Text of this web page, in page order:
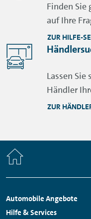
Finden
auf Ihre
ZUR HILFE-
Lassen
Händler
ZUR
Fußzeilen
Navigation
Automobile Angebote
Links:
Hilfe & Services